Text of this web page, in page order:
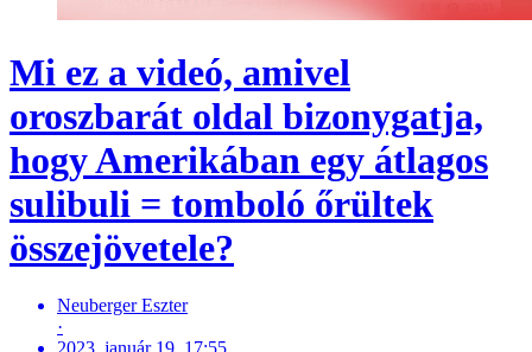
Mi ez a videó, amivel
oroszbarát oldal bizonygatja,
hogy Amerikában egy átlagos
sulibuli = tomboló őrültek
összejövetele?
Neuberger Eszter
·